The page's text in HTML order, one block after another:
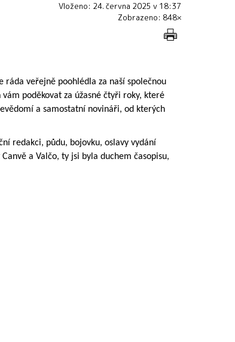
Vloženo: 24. června 2025 v 18:37
Zobrazeno: 848×
ráda veřejně poohlédla za naší společnou
poděkovat za úžasné čtyři roky, které
a samostatní novináři, od kterých
redakci, půdu, bojovku, oslavy vydání
a Valčo, ty jsi byla duchem časopisu,